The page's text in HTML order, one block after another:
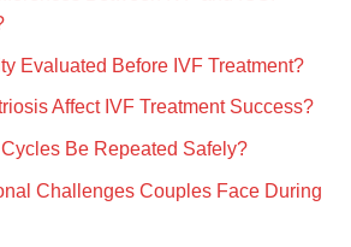
Evaluated Before IVF Treatment?
Affect IVF Treatment Success?
Be Repeated Safely?
Challenges Couples Face During